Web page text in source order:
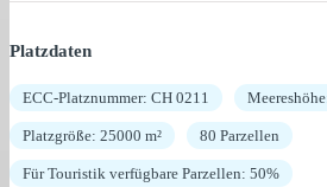
Platzdaten
ECC-Platznummer: CH 0211
Platzgröße: 25000 m² 80 Parzellen
Für Touristik verfügbare Parzellen: 50%